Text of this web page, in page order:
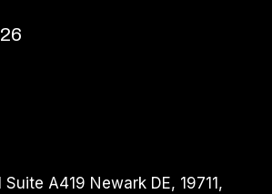
Suite A419 Newark DE, 19711,